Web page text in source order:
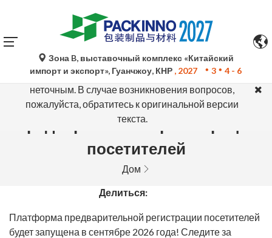
Автоматический перевод Google Translate носит
исключительно справочный характер и может быть
неточным. В случае возникновения вопросов,
пожалуйста, обратитесь к оригинальной версии
текста.
Зона B, выставочный комплекс «Китайский
импорт и экспорт», Гуанчжоу, КНР , 2027 3 4 - 6
Предварительная регистрация
посетителей
Дом
Делиться:
Платформа предварительной регистрации посетителей
будет запущена в сентябре 2026 года! Следите за